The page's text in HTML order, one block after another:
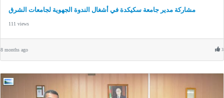
مشاركة مدير جامعة سكيكدة في أشغال الندوة الجهوية لجامعات الشرق
111 views
8 months ago 3